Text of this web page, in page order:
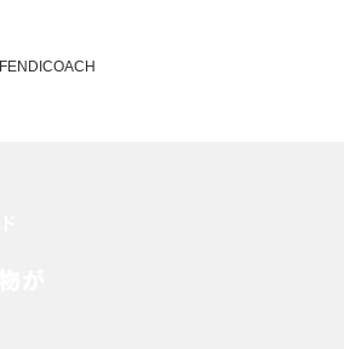
FENDI COACH